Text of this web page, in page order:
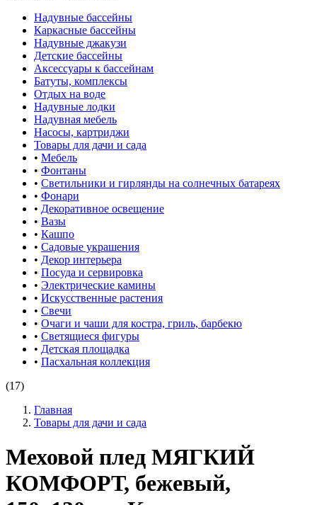
Надувные бассейны
Каркасные бассейны
Надувные джакузи
Детские бассейны
Аксессуары к бассейнам
Батуты, комплексы
Отдых на воде
Надувные лодки
Надувная мебель
Насосы, картриджи
Товары для дачи и сада
• Мебель
• Фонтаны
• Светильники и гирлянды на солнечных батареях
• Фонари
• Декоративное освещение
• Вазы
• Кашпо
• Садовые украшения
• Декор интерьера
• Посуда и сервировка
• Электрические камины
• Искусственные растения
• Свечи
• Очаги и чаши для костра, гриль, барбекю
• Светящиеся фигуры
• Детская площадка
• Пасхальная коллекция
(17)
Главная
Товары для дачи и сада
Меховой плед МЯГКИЙ
КОМФОРТ, бежевый,